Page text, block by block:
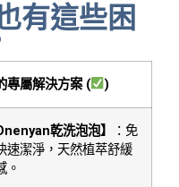
有這些困
專屬解決方案 ( )
乾洗泡泡】
：免
速潔淨，天然植萃舒緩
。